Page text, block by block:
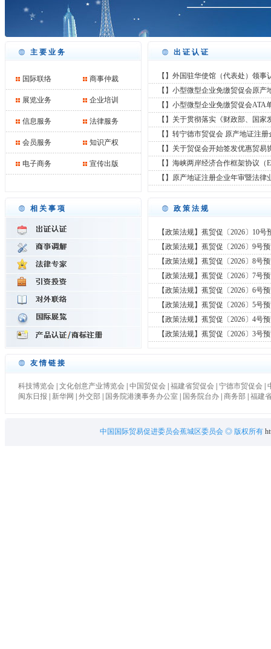
主要业务
国际联络 商事仲裁
展览业务 企业培训
信息服务 法律服务
会员服务 知识产权
电子商务 宣传出版
出证认证
【】外国驻华使馆（代表处）领事
【】小型微型企业免缴贸促会原产
【】小型微型企业免缴贸促会ATA
【】关于贯彻落实《财政部、国
【】转宁德市贸促会 原产地证注
【】关于贸促会开始签发优惠贸易
【】海峡两岸经济合作框架协议（
【】原产地证注册企业年审暨法律
相关事项 政策法规
【政策法规】蕉贸促〔2026〕10号
【政策法规】蕉贸促〔2026〕9号
【政策法规】蕉贸促〔2026〕8号
【政策法规】蕉贸促〔2026〕7号
【政策法规】蕉贸促〔2026〕6号
【政策法规】蕉贸促〔2026〕5号
【政策法规】蕉贸促〔2026〕4号
【政策法规】蕉贸促〔2026〕3号
友情链接
科技博览会| 文化创意产业博览会| 中国贸促会| 福建省贸促会| 宁德市贸促会|
闽东日报
新华网 外交部| 国务院港澳事务办公室| 国务院台办| 商务部 福建
中国国际贸易促进委员会蕉城区委员会 ◎ 版权所有